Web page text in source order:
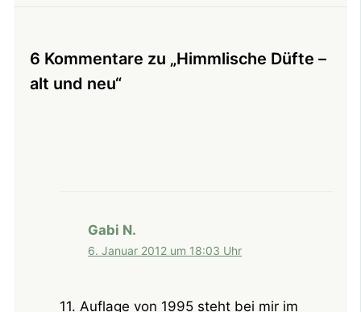
6 Kommentare zu „Himmlische Düfte –
alt und neu“
Gabi N.
6. Januar 2012 um 18:03 Uhr
11. Auflage von 1995 steht bei mir im